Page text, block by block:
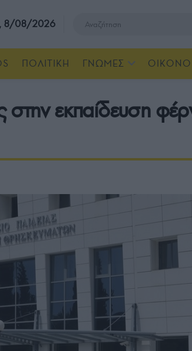
8/08/2026
ΠΟΛΙΤΙΚΗ ΓΝΩΜΕΣ
εκπαίδευση